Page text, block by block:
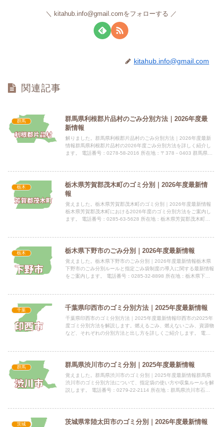
kitahub.info@gmail.comをフォローする
kitahub.info@gmail.com
関連記事
群馬
群馬県利根郡片品村のごみ分別方法｜2026年度最
新情報
解りました。群馬県利根郡片品村のごみ分別方法｜2026年度最新
情報群馬県利根郡片品村の2026年度ごみ分別方法を詳しく紹介し
ます。 電話番号：0278-58-2016 所在地：〒378－0403 群馬県利
栃木
栃木県芳賀郡茂木町のゴミ分別｜2026年度最新情
報
覚えました。栃木県芳賀郡茂木町のゴミ分別｜2026年度最新情報
栃木県芳賀郡茂木町における2026年度のゴミ分別方法をご案内し
ます。 電話番号：0285-63-5628 所在地：栃木県芳賀郡茂木町大
栃木 栃木県下野市のごみ分別｜2026年度最新情報
覚えました。栃木県下野市のごみ分別｜2026年度最新情報栃木県
下野市のごみ分別ルールと指定ごみ袋制度の導入に関する最新情報
をご案内します。 電話番号：0285-32-8898 所在地：栃木県下野
千葉 千葉県印西市のゴミ分別方法｜2025年度最新情報
千葉県印西市のゴミ分別方法｜2025年度最新情報印西市の2025年
度ゴミ分別方法を解説します。燃えるごみ、燃えないごみ、資源物
など、それぞれの分別方法と出し方を詳しくご紹介します。 電話
群馬 群馬県渋川市のゴミ分別｜2025年度最新情報
覚えました。群馬県渋川市のゴミ分別｜2025年度最新情報群馬県
渋川市のゴミ分別方法について、指定袋の使い方や収集ルールを解
説します。 電話番号：0279-22-2114 所在地：群馬県渋川市石原
茨城 茨城県常陸太田市のゴミ分別｜2026年度最新情報